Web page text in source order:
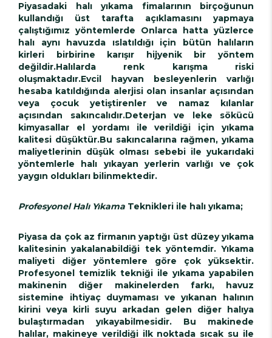
Piyasadaki halı yıkama fimalarının birçoğunun
kullandığı üst tarafta açıklamasını yapmaya
çalıştığımız yöntemlerde Onlarca hatta yüzlerce
halı aynı havuzda ıslatıldığı için bütün halıların
kirleri birbirine karışır hijyenik bir yöntem
değildir.Halılarda renk karışma riski
oluşmaktadır.Evcil hayvan besleyenlerin varlığı
hesaba katıldığında alerjisi olan insanlar açısından
veya çocuk yetiştirenler ve namaz kılanlar
açısından sakıncalıdır.Deterjan ve leke sökücü
kimyasallar el yordamı ile verildiği için yıkama
kalitesi düşüktür.Bu sakıncalarına rağmen, yıkama
maliyetlerinin düşük olması sebebi ile yukarıdaki
yöntemlerle halı yıkayan yerlerin varlığı ve çok
yaygın oldukları bilinmektedir.
Profesyonel Halı Yıkama Teknikleri ile halı yıkama;
Piyasa da çok az firmanın yaptığı üst düzey yıkama
kalitesinin yakalanabildiği tek yöntemdir. Yıkama
maliyeti diğer yöntemlere göre çok yüksektir.
Profesyonel temizlik tekniği ile yıkama yapabilen
makinenin diğer makinelerden farkı, havuz
sistemine ihtiyaç duymaması ve yıkanan halının
kirini veya kirli suyu arkadan gelen diğer halıya
bulaştırmadan yıkayabilmesidir. Bu makinede
halılar, makineye verildiği ilk noktada sıcak su ile